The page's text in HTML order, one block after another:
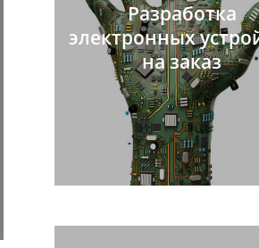
Разработка
электронных
на заказ